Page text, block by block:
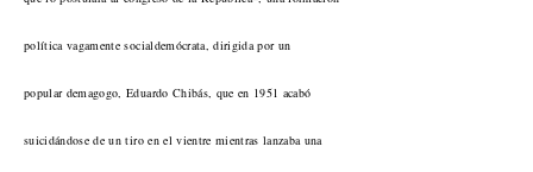
política vagamente socialdemócrata, dirigida por un
popular demagogo, Eduardo Chibás, que en 1951 acabó
suicidándose de un tiro en el vientre mientras lanzaba una